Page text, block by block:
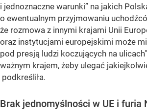
i jednoznaczne warunki” na jakich
o ewentualnym przyjmowaniu
że rozmowa z innymi krajami Unii
oraz instytucjami europejskimi może
pod presją ludzi koczujących na
ważnym krajem, żeby ulegać
podkreśliła.
Brak jednomyślności w UE i furia